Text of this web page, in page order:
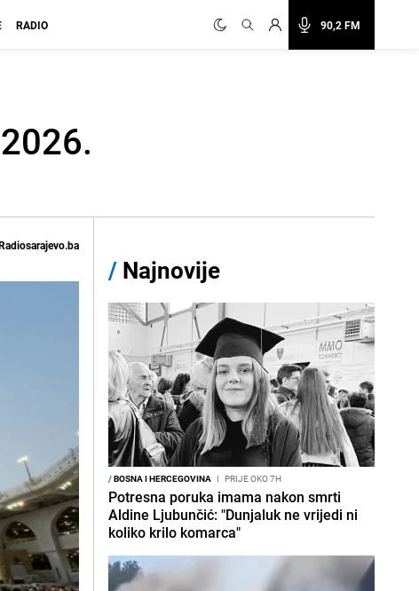
90,2 FM
RADIO
/ Najnovije
/BOSNA I HERCEGOVINA I PRIJE OKO 7H
Potresna poruka imama nakon smrti
Aldine Ljubunčić: "Dunjaluk ne vrijedi ni
koliko krilo komarca"